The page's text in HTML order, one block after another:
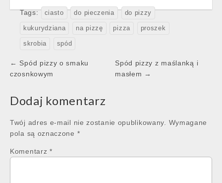
Tags: ciasto do pieczenia do pizzy
kukurydziana na pizzę pizza proszek
skrobia spód
Post
navigation
← Spód pizzy o smaku
czosnkowym
Spód pizzy z maślanką i
masłem →
Dodaj komentarz
Twój adres e-mail nie zostanie opublikowany.
Wymagane
pola są oznaczone *
Komentarz *